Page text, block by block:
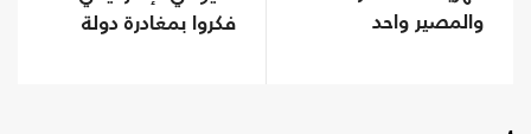
والمصير واحد
فكروا بمغادرة دولة